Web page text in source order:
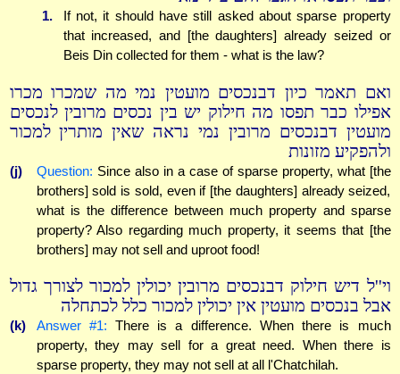
1.
If not, it should have still asked about sparse property
that increased, and [the daughters] already seized or
Beis Din collected for them - what is the law?
ואם תאמר כיון דבנכסים מועטין נמי מה שמכרו מכרו
אפילו כבר תפסו מה חילוק יש בין נכסים מרובין לנכסים
מועטין דבנכסים מרובין נמי נראה שאין מותרין למכור
ולהפקיע מזונות
(j) Question: Since also in a case of sparse property, what [the
brothers] sold is sold, even if [the daughters] already seized,
what is the difference between much property and sparse
property? Also regarding much property, it seems that [the
brothers] may not sell and uproot food!
וי''ל דיש חילוק דבנכסים מרובין יכולין למכור לצורך גדול
אבל בנכסים מועטין אין יכולין למכור כלל לכתחלה
(k) Answer #1: There is a difference. When there is much
property, they may sell for a great need. When there is
sparse property, they may not sell at all l'Chatchilah.